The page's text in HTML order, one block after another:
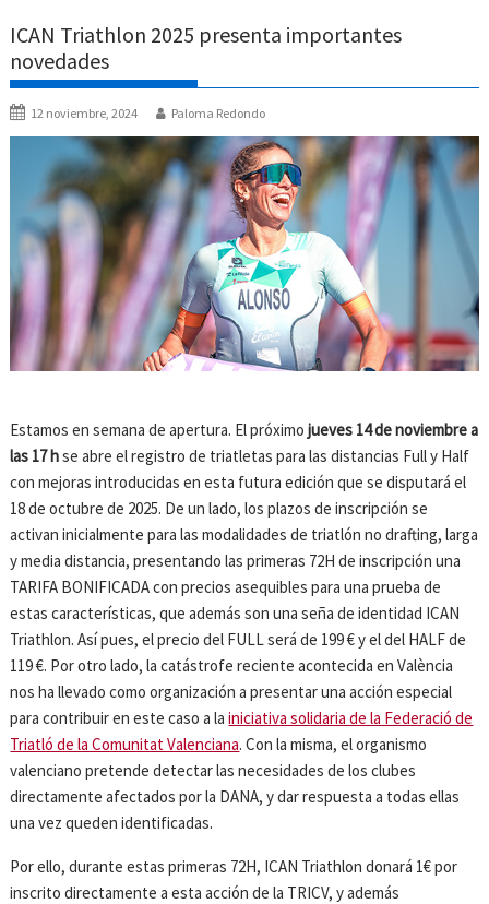
ICAN Triathlon 2025 presenta importantes
novedades
12 noviembre, 2024 Paloma Redondo
Estamos en semana de apertura. El próximojueves 14 de noviembre a
las 17 hse abre el registro de triatletas para las distancias Full y Half
con mejoras introducidas en esta futura edición que se disputará el
18 de octubre de 2025. De un lado, los plazos de inscripción se
activan inicialmente para las modalidades de triatlón no drafting, larga
y media distancia, presentando las primeras 72H de inscripción una
TARIFA BONIFICADA con precios asequibles para una prueba de
estas características, que además son una seña de identidad ICAN
Triathlon. Así pues, el precio del FULL será de 199 € y el del HALF de
119 €. Por otro lado, la catástrofe reciente acontecida en València
nos ha llevado como organización a presentar una acción especial
para contribuir en este caso a lainiciativa solidaria de la Federació de
Triatló de la Comunitat Valenciana. Con la misma, el organismo
valenciano pretende detectar las necesidades de los clubes
directamente afectados por la DANA, y dar respuesta a todas ellas
una vez queden identificadas.
Por ello, durante estas primeras 72H, ICAN Triathlon donará 1€ por
inscrito directamente a esta acción de la TRICV, y además